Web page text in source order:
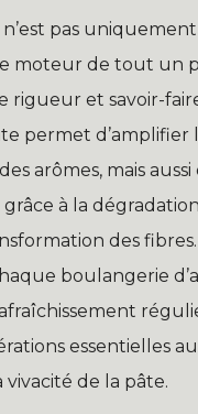
pas
moteur de tout un
rigueur et savoir-
permet d’amplifier
arômes, mais
à la
des fibres.
boulangerie
essentielles
vivacité de la pâte.